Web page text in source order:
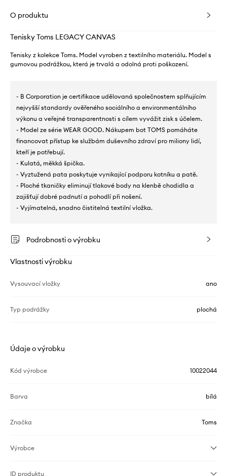
O produktu
Tenisky Toms LEGACY CANVAS
Tenisky z kolekce Toms. Model vyroben z textilního materiálu. Model s
gumovou podrážkou, která je trvalá a odolná proti poškození.
- B Corporation je certifikace udělovaná společnostem splňujícím
nejvyšší standardy ověřeného sociálního a environmentálního
výkonu a veřejné transparentnosti s cílem vyvážit zisk s účelem.
- Model ze série WEAR GOOD. Nákupem bot TOMS pomáháte
financovat přístup ke službám duševního zdraví pro miliony lidí,
kteří je potřebují.
- Kulatá, měkká špička.
- Vyztužená pata poskytuje vynikající podporu kotníku a patě.
- Ploché tkaničky eliminují tlakové body na klenbě chodidla a
zajišťují dobré padnutí a pohodlí při nošení.
- Vyjímatelná, snadno čistitelná textilní vložka.
Podrobnosti o výrobku
Vlastnosti výrobku
Vysouvací vložky ano
Typ podrážky plochá
Údaje o výrobku
Kód výrobce 10022044
Barva bílá
Značka Toms
Výrobce
ID produktu